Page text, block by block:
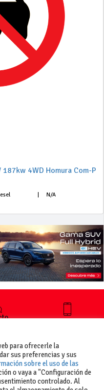
4WD Homura Com-P
N/A
+34 627 35
para ofrecerle la
sus preferencias y sus
sobre el uso de las
o vaya a "Configuración de
controlado. Al